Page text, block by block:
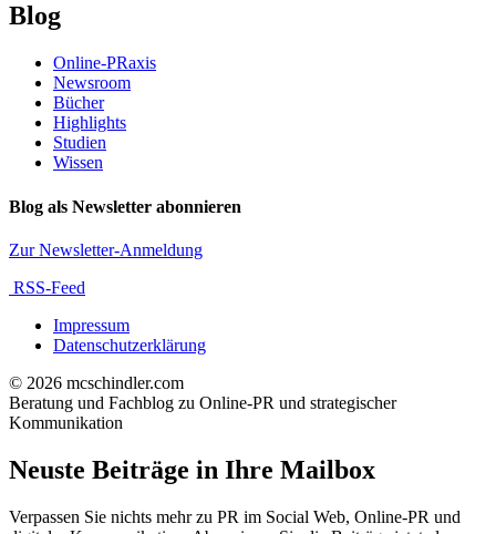
Blog
Online-PRaxis
Newsroom
Bücher
Highlights
Studien
Wissen
Blog als Newsletter abonnieren
Zur Newsletter-Anmeldung
RSS-Feed
Impressum
Datenschutzerklärung
© 2026 mcschindler.com
Beratung und Fachblog zu Online-PR und strategischer
Kommunikation
Neuste Beiträge in Ihre Mailbox
Verpassen Sie nichts mehr zu PR im Social Web, Online-PR und